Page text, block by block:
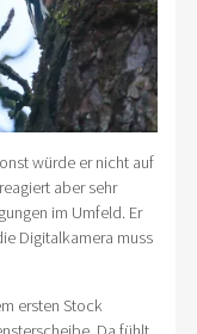
würde er nicht auf
aber sehr
im Umfeld. Er
Digitalkamera muss
ersten Stock